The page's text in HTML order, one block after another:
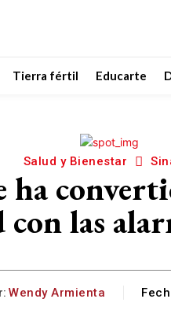
Tierra fértil Educarte
Salud y Bienestar
ha
las
Wendy Armienta